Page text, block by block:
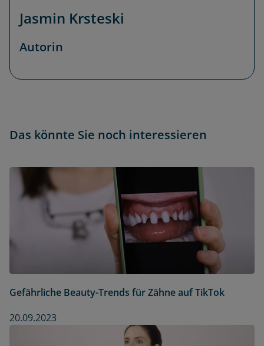
Jasmin Krsteski
Autorin
Das könnte Sie noch interessieren
Gefährliche Beauty-Trends für Zähne auf TikTok
20.09.2023